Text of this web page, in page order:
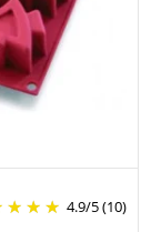
4.9/5(10)